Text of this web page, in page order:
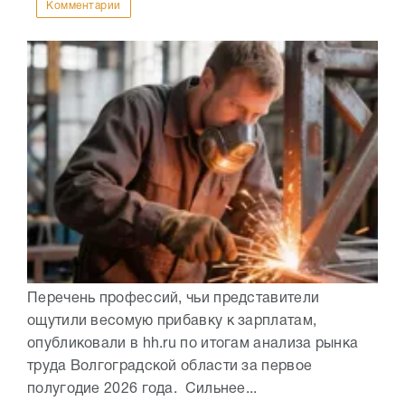
Комментарии
Перечень профессий, чьи представители
ощутили весомую прибавку к зарплатам,
опубликовали в hh.ru по итогам анализа рынка
труда Волгоградской области за первое
полугодие 2026 года. Сильнее...